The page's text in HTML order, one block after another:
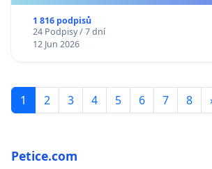
1 816 podpisů
24 Podpisy / 7 dní
12 Jun 2026
1 2 3 4 5 6 7 8
Petice.com